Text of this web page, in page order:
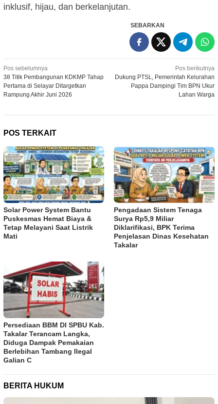
inklusif, hijau, dan berkelanjutan.
SEBARKAN
Navigasi
pos
Pos sebelumnya
38 Titik Pembangunan KDKMP Tahap
Pertama di Selayar Ditargetkan
Rampung Akhir Juni 2026
Pos berikutnya
Dukung PTSL, Pemerintah Kelurahan
Pappa Dampingi Tim BPN Ukur
Lahan Warga
POS TERKAIT
Solar Power System Bantu
Puskesmas Hemat Biaya &
Tetap Melayani Saat Listrik
Mati
Pengadaan Sistem Tenaga
Surya Rp5,9 Miliar
Diklarifikasi, BPK Terima
Penjelasan Dinas Kesehatan
Takalar
Persediaan BBM DI SPBU Kab.
Takalar Terancam Langka,
Diduga Dampak Pemakaian
Berlebihan Tambang Ilegal
Galian C
BERITA HUKUM